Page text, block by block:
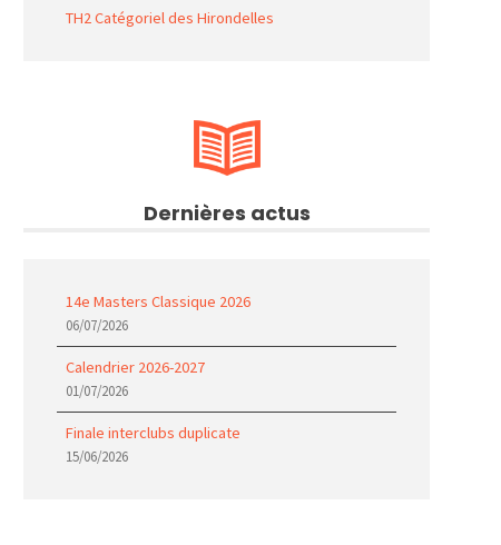
TH2 Catégoriel des Hirondelles
Dernières actus
14e Masters Classique 2026
06/07/2026
Calendrier 2026-2027
01/07/2026
Finale interclubs duplicate
15/06/2026